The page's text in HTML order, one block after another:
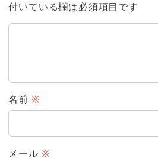
付いている欄は必須項目です
名前 ※
メール ※